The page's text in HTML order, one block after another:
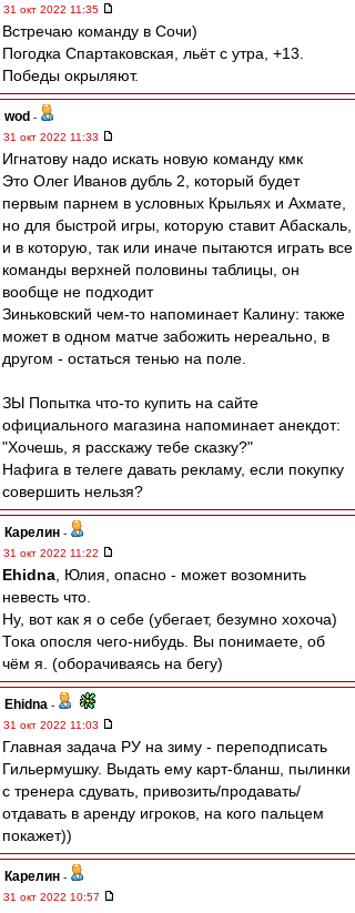
31 окт 2022 11:35
Встречаю команду в Сочи)
Погодка Спартаковская, льёт с утра, +13.
Победы окрыляют.
wod -
31 окт 2022 11:33
Игнатову надо искать новую команду кмк
Это Олег Иванов дубль 2, который будет
первым парнем в условных Крыльях и Ахмате,
но для быстрой игры, которую ставит Абаскаль,
и в которую, так или иначе пытаются играть все
команды верхней половины таблицы, он
вообще не подходит
Зиньковский чем-то напоминает Калину: также
может в одном матче забожить нереально, в
другом - остаться тенью на поле.
ЗЫ Попытка что-то купить на сайте
официального магазина напоминает анекдот:
"Хочешь, я расскажу тебе сказку?"
Нафига в телеге давать рекламу, если покупку
совершить нельзя?
Карелин -
31 окт 2022 11:22
Ehidna , Юлия, опасно - может возомнить
невесть что.
Ну, вот как я о себе (убегает, безумно хохоча)
Тока опосля чего-нибудь. Вы понимаете, об
чём я. (оборачиваясь на бегу)
Ehidna -
31 окт 2022 11:03
Главная задача РУ на зиму - переподписать
Гильермушку. Выдать ему карт-бланш, пылинки
с тренера сдувать, привозить/продавать/
отдавать в аренду игроков, на кого пальцем
покажет))
Карелин -
31 окт 2022 10:57